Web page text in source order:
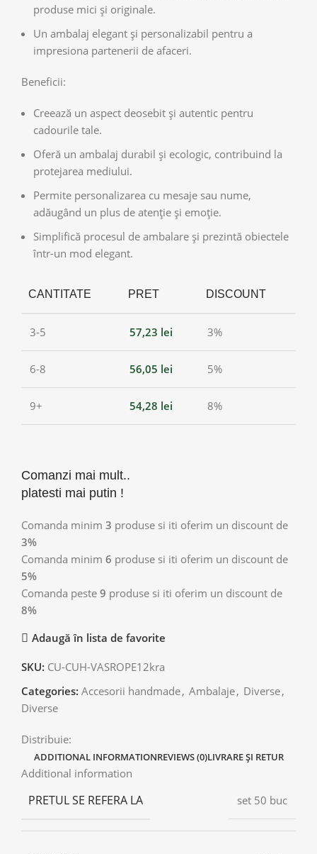
produse mici și originale.
Un ambalaj elegant și personalizabil pentru a
impresiona partenerii de afaceri.
Beneficii:
Creează un aspect deosebit și autentic pentru
cadourile tale.
Oferă un ambalaj durabil și ecologic, contribuind la
protejarea mediului.
Permite personalizarea cu mesaje sau nume,
adăugând un plus de atenție și emoție.
Simplifică procesul de ambalare și prezintă obiectele
într-un mod elegant.
CANTITATE PRET DISCOUNT
3-5 57,23 lei 3%
6-8 56,05 lei 5%
9+ 54,28 lei 8%
Comanzi mai mult..
platesti mai putin !
Comanda minim 3 produse si iti oferim un discount de
3%
Comanda minim 6 produse si iti oferim un discount de
5%
Comanda peste 9 produse si iti oferim un discount de
8%
Adaugă în lista de favorite
SKU: CU-CUH-VASROPE12kra
Categories: Accesorii handmade, Ambalaje, Diverse,
Diverse
Distribuie:
ADDITIONAL INFORMATIONREVIEWS (0)LIVRARE ȘI RETUR
Additional information
PRETUL SE REFERA LA set 50 buc